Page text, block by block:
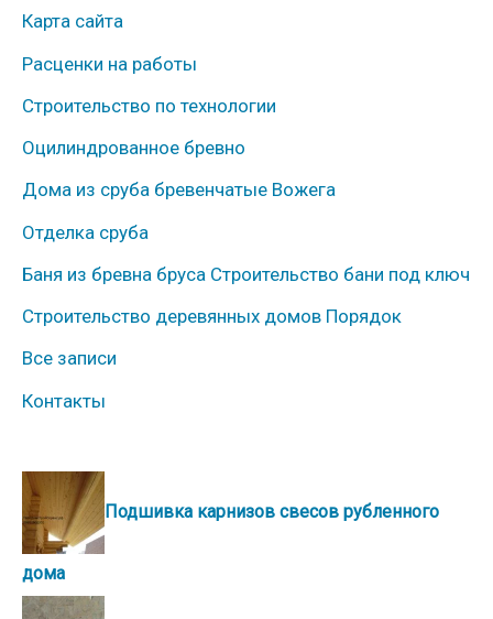
б
р
и
к
и
Карта сайта
Расценки на работы
Строительство по технологии
Оцилиндрованное бревно
Дома из сруба бревенчатые Вожега
Отделка сруба
Баня из бревна бруса Строительство бани под ключ
Строительство деревянных домов Порядок
Все записи
Контакты
Подшивка карнизов свесов рубленного
дома